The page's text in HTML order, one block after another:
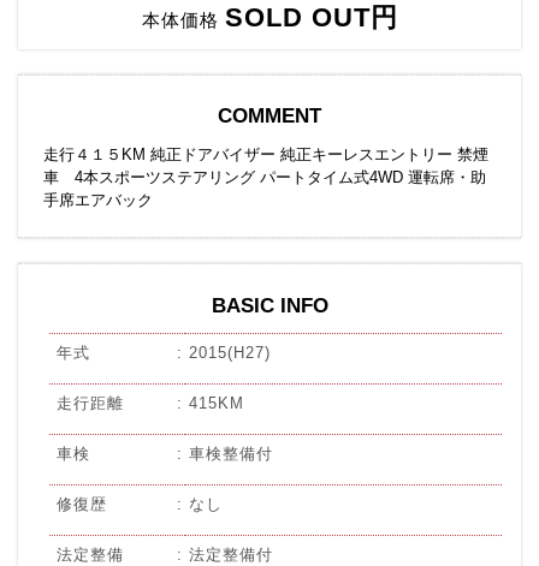
本体価格 SOLD OUT円
COMMENT
走行４１５KM 純正ドアバイザー 純正キーレスエントリー 禁煙
車 4本スポーツステアリング パートタイム式4WD 運転席・助
手席エアバック
BASIC INFO
年式 2015(H27)
走行距離 415KM
車検 車検整備付
修復歴 なし
法定整備
法定整備付